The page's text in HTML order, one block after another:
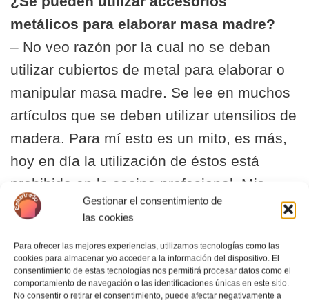
Gestionar el consentimiento de
las cookies
Para ofrecer las mejores experiencias, utilizamos tecnologías como las
cookies para almacenar y/o acceder a la información del dispositivo. El
consentimiento de estas tecnologías nos permitirá procesar datos como el
comportamiento de navegación o las identificaciones únicas en este sitio.
No consentir o retirar el consentimiento, puede afectar negativamente a
metálicos para elaborar masa madre?
– No veo razón por la cual no se deban
utilizar cubiertos de metal para elaborar o
manipular masa madre. Se lee en muchos
artículos que se deben utilizar utensilios de
madera. Para mí esto es un mito, es más,
hoy en día la utilización de éstos está
prohibida en la cocina profesional. Mis
materiales preferidos son el vidrio y
¿Se puede congelar la masa madre?
– Se puede congelar la masa madre.